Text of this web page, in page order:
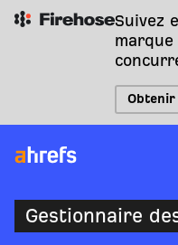
Suivez
Obtenir
Gestionnaire